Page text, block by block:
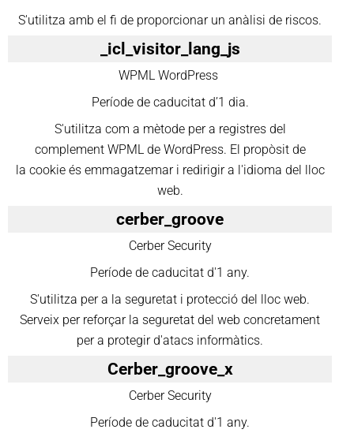
S'utilitza amb el fi de proporcionar un anàlisi de riscos.
_icl_visitor_lang_js
WPML WordPress
Període de caducitat d’1 dia.
S'utilitza com a mètode per a registres del
complement WPML de WordPress. El propòsit de
la cookie és emmagatzemar i redirigir a l'idioma del lloc
web.
cerber_groove
Cerber Security
Període de caducitat d'1 any.
S'utilitza per a la seguretat i protecció del lloc web.
Serveix per reforçar la seguretat del web concretament
per a protegir d'atacs informàtics.
Cerber_groove_x
Cerber Security
Període de caducitat d'1 any.